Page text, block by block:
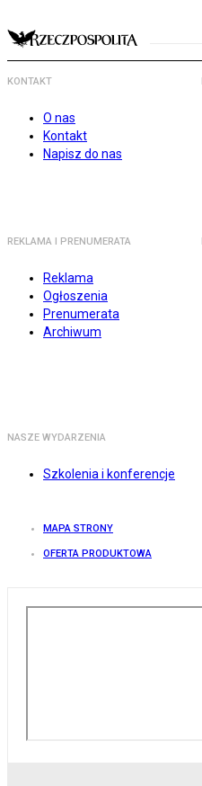
KONTAKT
O nas
Kontakt
Napisz do nas
REKLAMA I PRENUMERATA
Reklama
Ogłoszenia
Prenumerata
Archiwum
NASZE WYDARZENIA
Szkolenia i konferencje
MAPA STRONY
OFERTA PRODUKTOWA